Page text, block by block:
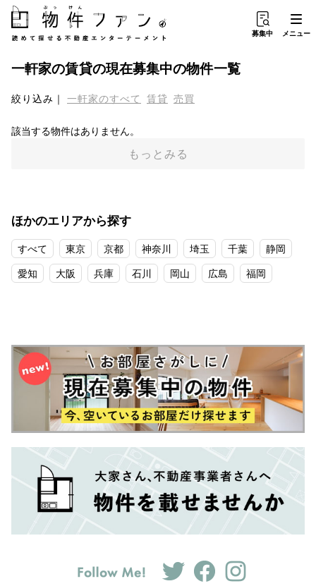
募集中 メニュー
一軒家の賃貸の現在募集中の物件一覧
絞り込み 一軒家のすべて 賃貸 売買
該当する物件はありません。
もっとみる
ほかのエリアから探す
すべて 東京 京都 神奈川 埼玉 千葉
静岡
愛知
大阪 兵庫 石川 岡山 広島 福岡